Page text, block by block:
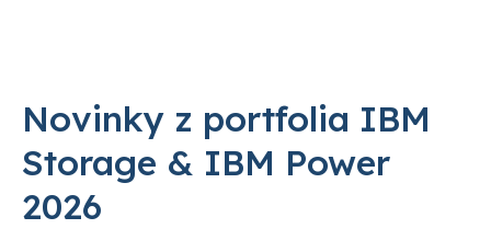
Novinky z portfolia IBM
Storage & IBM Power
2026